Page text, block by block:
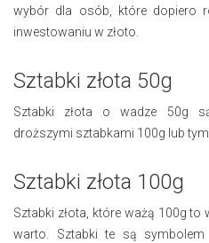
wybór dla osób, które dopiero
inwestowaniu w złoto.
Sztabki złota 50g
Sztabki złota o wadze 50g
droższymi sztabkami 100g lub
Sztabki złota 100g
Sztabki złota, które ważą 100g
warto. Sztabki te są symbolem